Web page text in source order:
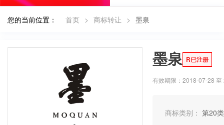
您的当前位置： 首页 > 商标转让 > 墨泉
墨泉 R已注册
有效期限：2018-07-28
商标类别： 第20